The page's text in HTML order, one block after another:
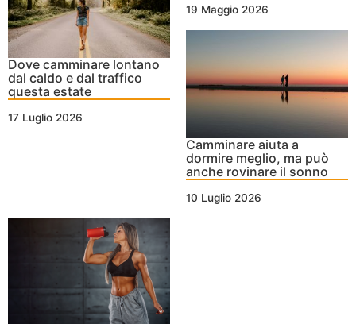
Dove camminare lontano
dal caldo e dal traffico
questa estate
17 Luglio 2026
19 Maggio 2026
Camminare aiuta a
dormire meglio, ma può
anche rovinare il sonno
10 Luglio 2026